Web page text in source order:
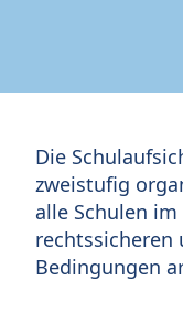
Die
zweistufig
alle Schulen
Bedingungen